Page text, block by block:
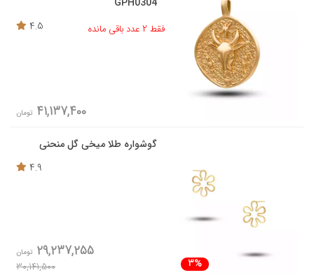
فقط 2 عدد باقی مانده
4.5
41,137,400 تومان
گوشواره طلا میخی گل منحنی
4.9
3%
29,237,255 تومان
30,141,500